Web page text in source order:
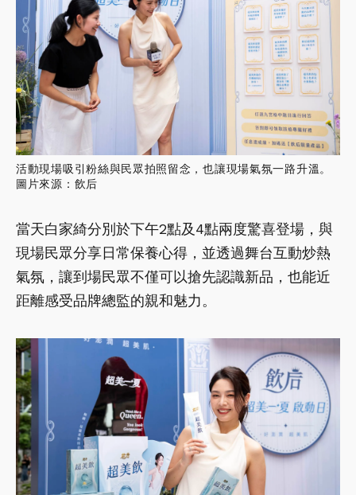
活動現場吸引粉絲與民眾拍照留念，也讓現場氣氛一路升溫。
圖片來源：飲后
當天白家綺分別於下午2點及4點兩度驚喜登場，與
現場民眾分享日常保養心得，並透過舞台互動炒熱
氣氛，讓到場民眾不僅可以搶先認識新品，也能近
距離感受品牌總監的親和魅力。